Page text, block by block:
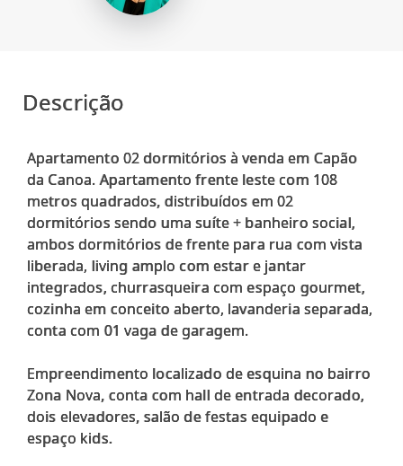
Descrição
Apartamento 02 dormitórios à venda em Capão
da Canoa. Apartamento frente leste com 108
metros quadrados, distribuídos em 02
dormitórios sendo uma suíte + banheiro social,
ambos dormitórios de frente para rua com vista
liberada, living amplo com estar e jantar
integrados, churrasqueira com espaço gourmet,
cozinha em conceito aberto, lavanderia separada,
conta com 01 vaga de garagem.
Empreendimento localizado de esquina no bairro
Zona Nova, conta com hall de entrada decorado,
dois elevadores, salão de festas equipado e
espaço kids.